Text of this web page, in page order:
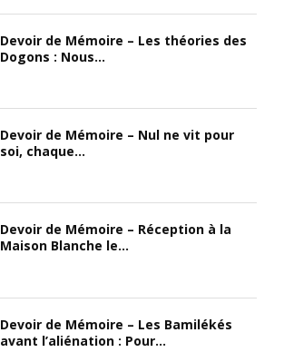
Devoir de Mémoire – Les théories des
Dogons : Nous...
Devoir de Mémoire – Nul ne vit pour
soi, chaque...
Devoir de Mémoire – Réception à la
Maison Blanche le...
Devoir de Mémoire – Les Bamilékés
avant l’aliénation : Pour...